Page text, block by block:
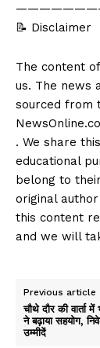
📝 Disclaimer
The content
us. The news
sourced from
. We share
educational
belong to
original
this content
and we will
Previous article
चौथे दौर की वार्ता
ने बढ़ाया सहयोग,
उम्मीदें